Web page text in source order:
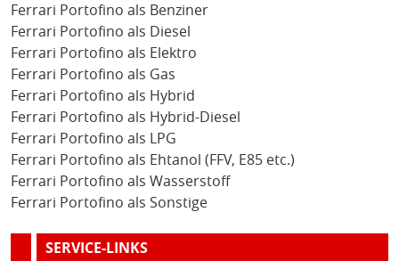
Ferrari Portofino als Benziner
Ferrari Portofino als Diesel
Ferrari Portofino als Elektro
Ferrari Portofino als Gas
Ferrari Portofino als Hybrid
Ferrari Portofino als Hybrid-Diesel
Ferrari Portofino als LPG
Ferrari Portofino als Ehtanol (FFV, E85 etc.)
Ferrari Portofino als Wasserstoff
Ferrari Portofino als Sonstige
SERVICE-LINKS